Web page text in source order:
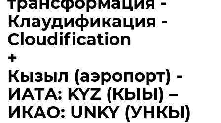
Клаудификация -
Cloudification
+
Кызыл (аэропорт) -
ИАТА: KYZ (КЫЫ) –
ИКАО: UNKY (УНКЫ)